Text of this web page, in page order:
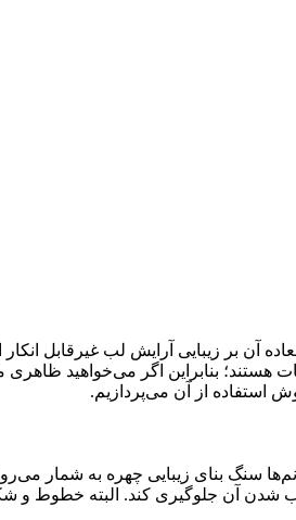
آن بر زیبایی آرایش لب غیرقابل
بنابراین اگر می‌خواهید ظاهری
استفاده از آن می‌پردازیم.
سنگ بنای زیبایی چهره به شمار
آن جلوگیری کند. البته خطوط و